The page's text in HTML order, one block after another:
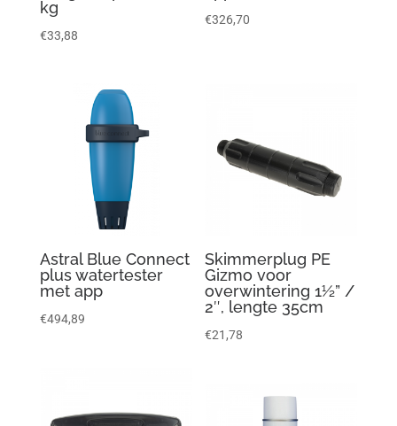
kg
€33,88
€326,70
Astral Blue Connect
plus watertester
met app
€494,89
Skimmerplug PE
Gizmo voor
overwintering 1½” /
2″, lengte 35cm
€21,78